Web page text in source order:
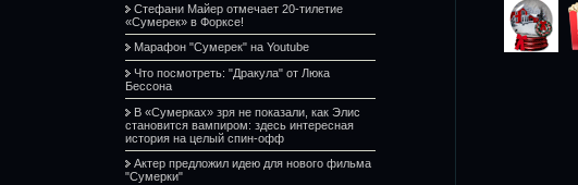
Стефани Майер отмечает 20-тилетие
«Сумерек» в Форксе!
Марафон "Сумерек" на Youtube
Что посмотреть: "Дракула" от Люка
Бессона
В «Сумерках» зря не показали, как Элис
становится вампиром: здесь интересная
история на целый спин-офф
Актер предложил идею для нового фильма
"Сумерки"